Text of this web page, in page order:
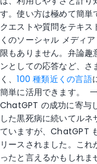
す。使い方は極めて簡単
クエストや質問をテキ
くのソーシャル メディ
限もありません。弁論趣
ンとしての応答など、
く、100 種類近くの言語
簡単に活用できます。
ChatGPT の成功に寄与
した黒死病に続いてル
ていますが、ChatGPT
リースされました。こ
ったと言えるかもしれま